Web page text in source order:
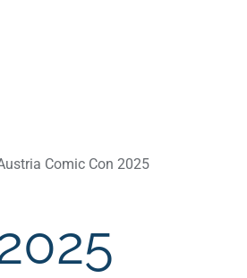
Comic Con 2025